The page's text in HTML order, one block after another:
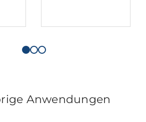
Anwendungen